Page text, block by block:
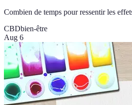
Combien de temps pour ressentir les
CBDbien-être
Aug 6